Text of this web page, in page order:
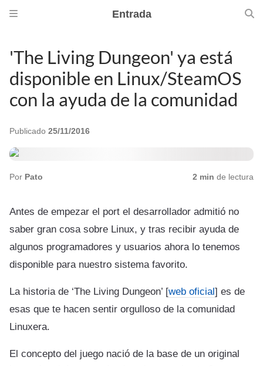
Entrada
'The Living Dungeon' ya está
disponible en Linux/SteamOS
con la ayuda de la comunidad
Publicado 25/11/2016
Por Pato 2 min de lectura
Antes de empezar el port el desarrollador admitió no
saber gran cosa sobre Linux, y tras recibir ayuda de
algunos programadores y usuarios ahora lo tenemos
disponible para nuestro sistema favorito.
La historia de ‘The Living Dungeon’ [web oficial] es de
esas que te hacen sentir orgulloso de la comunidad
Linuxera.
El concepto del juego nació de la base de un original